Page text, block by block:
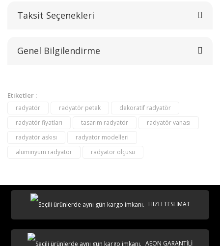
Bu ürüne ilk yorumu siz yapın!
Yorum Yaz
Taksit Seçenekleri
Genel Bilgilendirme
Etiketler :
radyatör radyatör petek
dekoratif radyatör
radyatör fiyatları
tasarım radyatör
radyatör vanası
radyatör askısı
radyatör modelleri
alüminyum radyatör
radyatör ölçüsü
HIZLI TESLİMAT
AEON GARANTİLİ